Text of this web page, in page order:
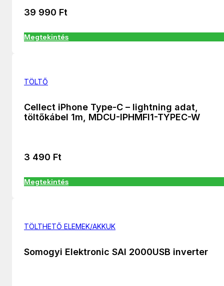
39 990 Ft
Megtekintés
TÖLTŐ
Cellect iPhone Type-C – lightning adat,
töltőkábel 1m, MDCU-IPHMFI1-TYPEC-W
3 490 Ft
Megtekintés
TÖLTHETŐ ELEMEK/AKKUK
Somogyi Elektronic SAI 2000USB inverter